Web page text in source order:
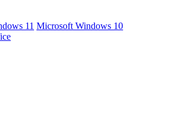
11 Microsoft Windows 10